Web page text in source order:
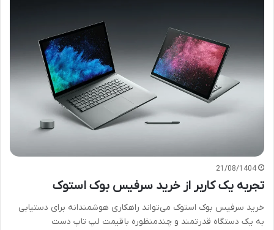
21/08/1404
تجربه یک کاربر از خرید سرفیس بوک استوک
خرید سرفیس بوک استوک می‌تواند راهکاری هوشمندانه برای دستیابی
به یک دستگاه قدرتمند و چندمنظوره با قیمت لپ تاپ دست